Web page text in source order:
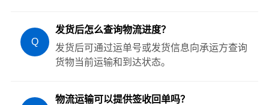
Q
发货后怎么查询物流进度？
发货后可通过运单号或发货信息向承运方查询
货物当前运输和到达状态。
物流运输可以提供签收回单吗？